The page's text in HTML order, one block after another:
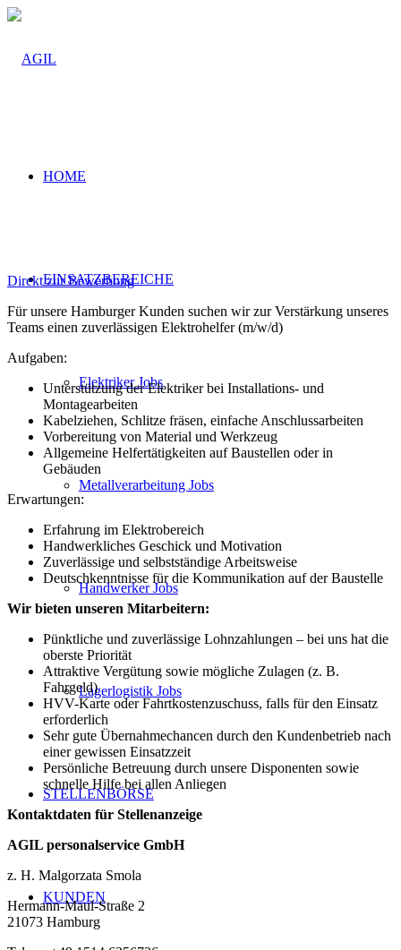
HOME
EINSATZBEREICHE
Elektriker Jobs
Metallverarbeitung Jobs
Handwerker Jobs
Lagerlogistik Jobs
STELLENBÖRSE
KUNDEN
Direkt zur Bewerbung
Für unsere Hamburger Kunden suchen wir zur Verstärkung unseres
Teams einen zuverlässigen Elektrohelfer (m/w/d)
Aufgaben:
Unterstützung der Elektriker bei Installations- und
Montagearbeiten
Kabelziehen, Schlitze fräsen, einfache Anschlussarbeiten
Vorbereitung von Material und Werkzeug
Allgemeine Helfertätigkeiten auf Baustellen oder in
Gebäuden
Erwartungen:
Erfahrung im Elektrobereich
Handwerkliches Geschick und Motivation
Zuverlässige und selbstständige Arbeitsweise
Deutschkenntnisse für die Kommunikation auf der Baustelle
Wir bieten unseren Mitarbeitern:
Pünktliche und zuverlässige Lohnzahlungen – bei uns hat die
oberste Priorität
Attraktive Vergütung sowie mögliche Zulagen (z. B.
Fahrgeld)
HVV-Karte oder Fahrtkostenzuschuss, falls für den Einsatz
erforderlich
Sehr gute Übernahmechancen durch den Kundenbetrieb nach
einer gewissen Einsatzzeit
Persönliche Betreuung durch unsere Disponenten sowie
schnelle Hilfe bei allen Anliegen
Kontaktdaten für Stellenanzeige
AGIL personalservice GmbH
z. H. Malgorzata Smola
Hermann-Maul-Straße 2
21073 Hamburg